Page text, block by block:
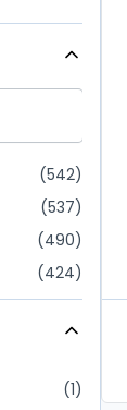
542
537
490
424
218
175
151
1